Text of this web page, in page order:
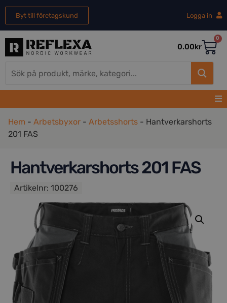
Byt till företagskund Logga in
0.00kr
0
Hem - Arbetsbyxor - Arbetsshorts - Hantverkarshorts
201 FAS
Hantverkarshorts 201 FAS
Artikelnr: 100276